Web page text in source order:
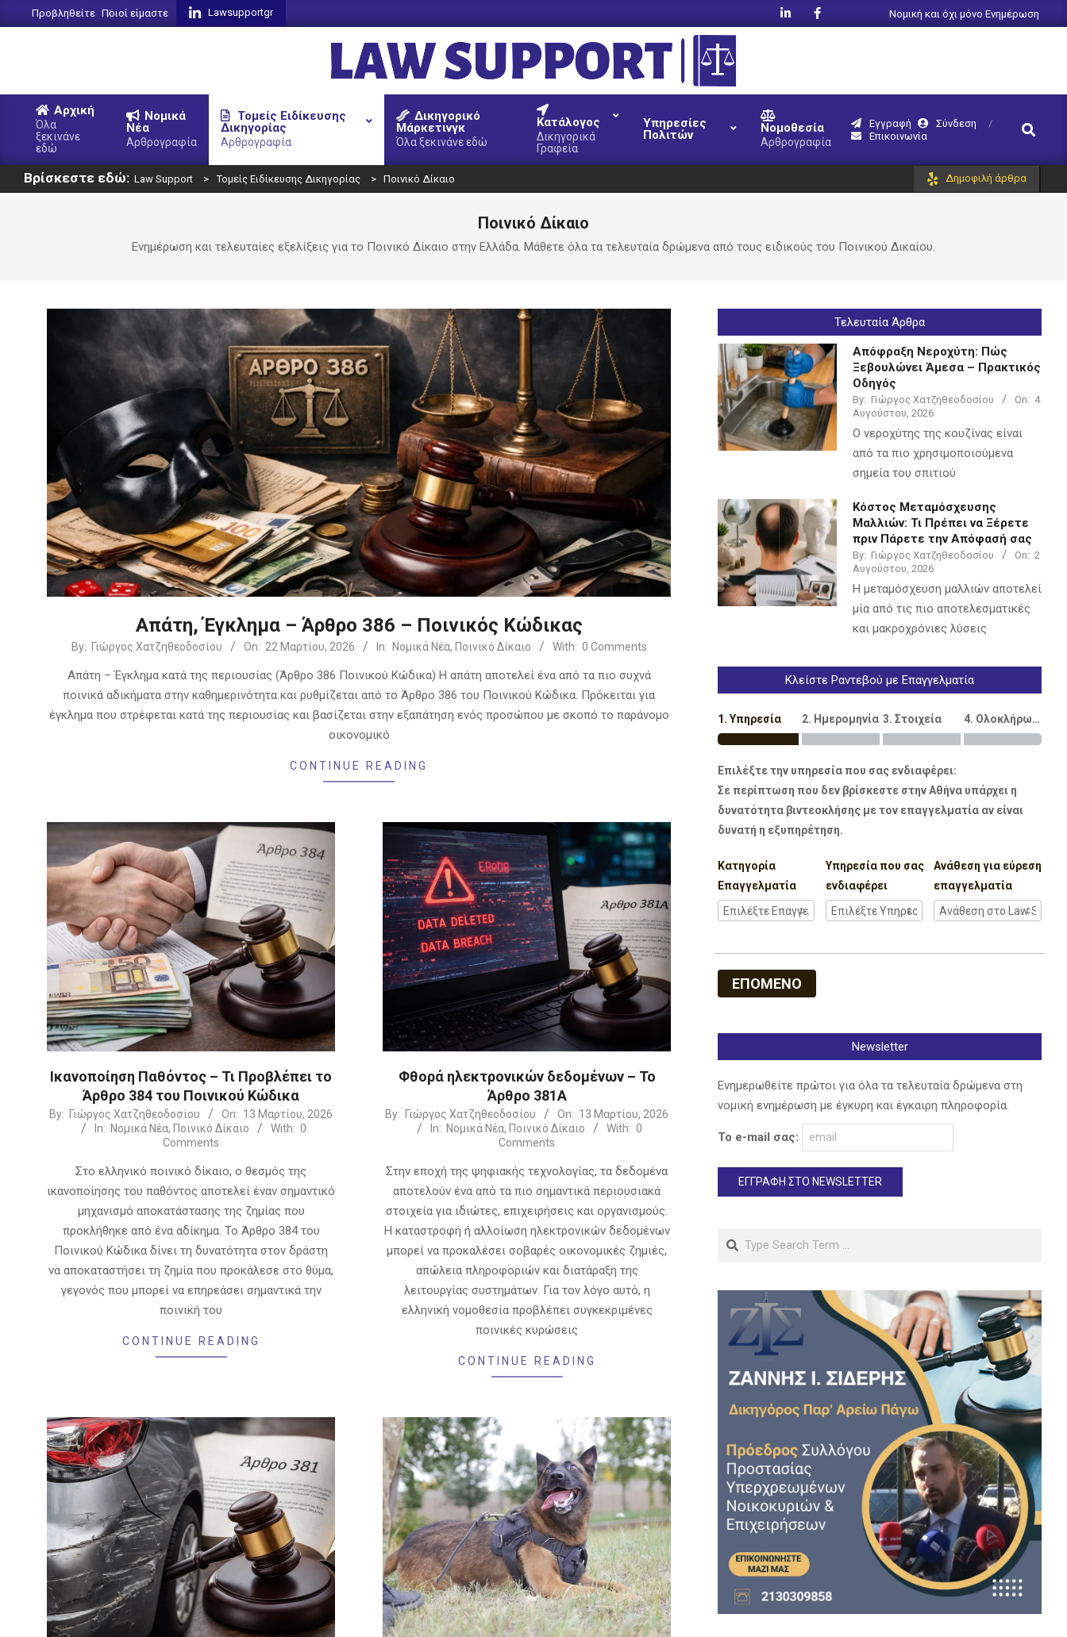
to
Προβληθείτε Ποιοί είμαστε Lawsupportgr Νομική και όχι μόνο Ενημέρωση
LAW
SUPPORT
Primary
Menu
Αρχική
Όλα
ξεκινάνε
εδώ
Νομικά
Νέα
Αρθρογραφία
Τομείς Ειδίκευσης
Δικηγορίας
Αρθρογραφία
Δικηγορικό
Μάρκετινγκ
Όλα ξεκινάνε εδώ
Κατάλογος
Δικηγορικά
Γραφεία
Υπηρεσίες
Πολιτών
Νομοθεσία
Αρθρογραφία
Εγγραφή
Σύνδεση
Επικοινωνία
Search
Βρίσκεστε εδώ: Law Support > Τομείς Ειδίκευσης Δικηγορίας > Ποινικό Δίκαιο Δημοφιλή άρθρα
Ποινικό Δίκαιο
Ενημέρωση και τελευταίες εξελίξεις για το Ποινικό Δίκαιο στην Ελλάδα. Μάθετε όλα τα τελευταία δρώμενα από τους ειδικούς του Ποινικού Δικαίου.
Απάτη, Έγκλημα – Άρθρο 386 – Ποινικός Κώδικας
2026-By: Γιώργος Χατζηθεοδοσίου On: 22 Μαρτίου, 2026 In: Νομικά Νέα, Ποινικό Δίκαιο With: 0 Comments
Απάτη – Έγκλημα κατά της περιουσίας (Άρθρο 386 Ποινικού Κώδικα) Η απάτη αποτελεί ένα από τα πιο συχνά
ποινικά αδικήματα στην καθημερινότητα και ρυθμίζεται από το Άρθρο 386 του Ποινικού Κώδικα. Πρόκειται για
έγκλημα που στρέφεται κατά της περιουσίας και βασίζεται στην εξαπάτηση ενός προσώπου με σκοπό το παράνομο
οικονομικό
CONTINUE READING
Ικανοποίηση Παθόντος – Τι Προβλέπει το
Άρθρο 384 του Ποινικού Κώδικα
2026-
By: Γιώργος Χατζηθεοδοσίου On: 13 Μαρτίου, 2026
In: Νομικά Νέα, Ποινικό Δίκαιο With: 0
Comments
Στο ελληνικό ποινικό δίκαιο, ο θεσμός της
ικανοποίησης του παθόντος αποτελεί έναν σημαντικό
μηχανισμό αποκατάστασης της ζημίας που
προκλήθηκε από ένα αδίκημα. Το Άρθρο 384 του
Ποινικού Κώδικα δίνει τη δυνατότητα στον δράστη
να αποκαταστήσει τη ζημία που προκάλεσε στο θύμα,
γεγονός που μπορεί να επηρεάσει σημαντικά την
ποινική του
CONTINUE READING
Φθορά ηλεκτρονικών δεδομένων – Το
Άρθρο 381Α
2026-
By: Γιώργος Χατζηθεοδοσίου On: 13 Μαρτίου, 2026
In: Νομικά Νέα, Ποινικό Δίκαιο With: 0
Comments
Στην εποχή της ψηφιακής τεχνολογίας, τα δεδομένα
αποτελούν ένα από τα πιο σημαντικά περιουσιακά
στοιχεία για ιδιώτες, επιχειρήσεις και οργανισμούς.
Η καταστροφή ή αλλοίωση ηλεκτρονικών δεδομένων
μπορεί να προκαλέσει σοβαρές οικονομικές ζημιές,
απώλεια πληροφοριών και διατάραξη της
λειτουργίας συστημάτων. Για τον λόγο αυτό, η
ελληνική νομοθεσία προβλέπει συγκεκριμένες
ποινικές κυρώσεις
CONTINUE READING
Τελευταία Άρθρα
Απόφραξη Νεροχύτη: Πώς
Ξεβουλώνει Άμεσα – Πρακτικός
Οδηγός
By: Γιώργος Χατζηθεοδοσίου On: 4
Αυγούστου, 2026
Ο νεροχύτης της κουζίνας είναι
από τα πιο χρησιμοποιούμενα
σημεία του σπιτιού
Κόστος Μεταμόσχευσης
Μαλλιών: Τι Πρέπει να Ξέρετε
πριν Πάρετε την Απόφασή σας
By: Γιώργος Χατζηθεοδοσίου On: 2
Αυγούστου, 2026
Η μεταμόσχευση μαλλιών αποτελεί
μία από τις πιο αποτελεσματικές
και μακροχρόνιες λύσεις
Κλείστε Ραντεβού με Επαγγελματία
1. Υπηρεσία 2. Ημερομηνία 3. Στοιχεία 4. Ολοκλήρωση
Επιλέξτε την υπηρεσία που σας ενδιαφέρει:
Σε περίπτωση που δεν βρίσκεστε στην Αθήνα υπάρχει η
δυνατότητα βιντεοκλήσης με τον επαγγελματία αν είναι
δυνατή η εξυπηρέτηση.
Κατηγορία
Επαγγελματία
Υπηρεσία που σας
ενδιαφέρει
Ανάθεση για εύρεση
επαγγελματία
ΕΠΟΜΕΝΟ
Newsletter
Ενημερωθείτε πρώτοι για όλα τα τελευταία δρώμενα στη
νομική ενημέρωση με έγκυρη και έγκαιρη πληροφορία.
Το e-mail σας:
Search